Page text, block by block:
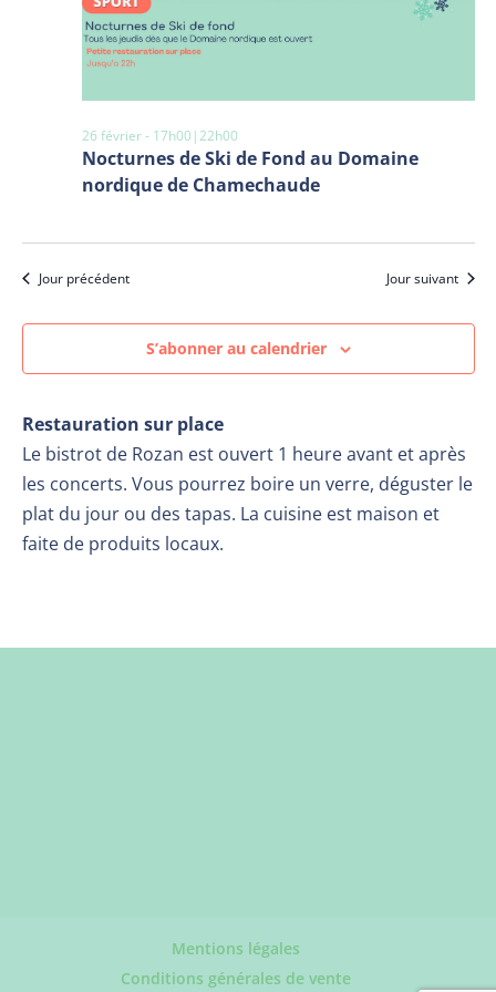
Nocturnes de Ski de Fond au Domaine
nordique de Chamechaude
26 février - 17h00 |22h00
Jour précédent Jour suivant
S’abonner au calendrier
Restauration sur place
Le bistrot de Rozan est ouvert 1 heure avant et après
les concerts. Vous pourrez boire un verre, déguster le
plat du jour ou des tapas. La cuisine est maison et
faite de produits locaux.
Mentions légales
Conditions générales de vente